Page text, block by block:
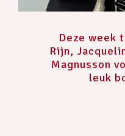
Deze week
Rijn,
Magnusson
leuk